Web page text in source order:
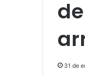
31 de